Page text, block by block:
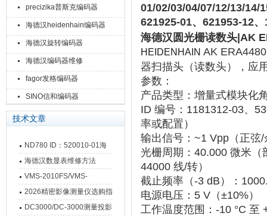
precizika普斯克编码器
海德汉heidenhain编码器
海德汉旋转编码器
海德汉编码器维修
fagor发格编码器
SINO信和编码器
技术文章
ND780 ID：520010-01海
德汉数显表故障维修内容
海德汉数显表维修方法
VMS-2010FS/VMS-
3020FS/VMS-4030FS手动
影像测量仪技术参数
2026精密影像测量仪选购指
南 靠谱品牌一站式选型推荐
DC3000/DC-3000测量投影
01/02/03/04/07/12/13/14/
621925-01、621953-12
海德汉圆光栅读数头|AK
HEIDENHAIN AK ERA4480
器扫描头 （读数头），
参数：
产品类型 ：增量式模块化
ID 编号 ：1181312-03、
率或配置）
输出信号 ‌：‌ ~1 Vpp （正
光栅周期 ‌：‌ 40.000 微米
44000 线/转）
截止频率（-3 dB）
‌：‌
电源电压 ‌：‌ 5 V（±10%）
工作温度范围 ‌：‌ -10 °C 至